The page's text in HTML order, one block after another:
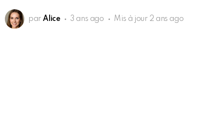
par Alice 3 ans ago Mis à jour 2 ans ago